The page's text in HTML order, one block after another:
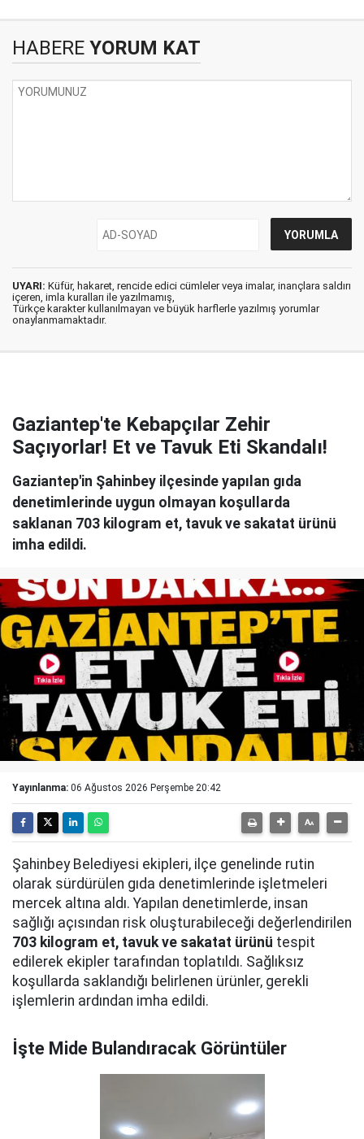
HABERE YORUM KAT
UYARI: Küfür, hakaret, rencide edici cümleler veya imalar, inançlara saldırı
içeren, imla kuralları ile yazılmamış,
Türkçe karakter kullanılmayan ve büyük harflerle yazılmış yorumlar
onaylanmamaktadır.
Gaziantep'te Kebapçılar Zehir
Saçıyorlar! Et ve Tavuk Eti Skandalı!
Gaziantep'in Şahinbey ilçesinde yapılan gıda
denetimlerinde uygun olmayan koşullarda
saklanan 703 kilogram et, tavuk ve sakatat ürünü
imha edildi.
Yayınlanma: 06 Ağustos 2026 Perşembe 20:42
Şahinbey Belediyesi ekipleri, ilçe genelinde rutin
olarak sürdürülen gıda denetimlerinde işletmeleri
mercek altına aldı. Yapılan denetimlerde, insan
sağlığı açısından risk oluşturabileceği değerlendirilen
703 kilogram et, tavuk ve sakatat ürünü tespit
edilerek ekipler tarafından toplatıldı. Sağlıksız
koşullarda saklandığı belirlenen ürünler, gerekli
işlemlerin ardından imha edildi.
İşte Mide Bulandıracak Görüntüler